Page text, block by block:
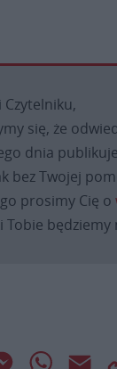
Czytelniku,
się, że
dnia
bez Twojej
prosimy Cię o
Tobie
Messenger